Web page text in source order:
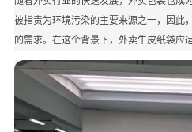
被指责为环境污染的主要来源之一，因此
的需求。在这个背景下，外卖牛皮纸袋